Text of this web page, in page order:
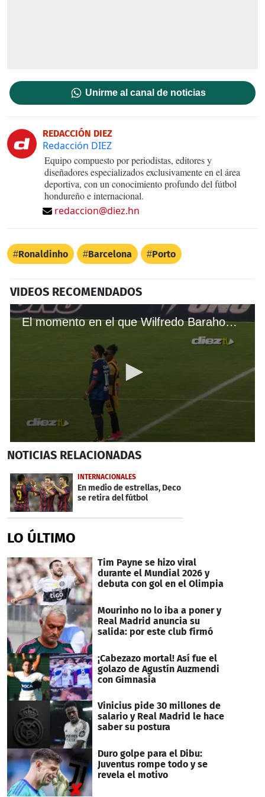
Unirme al canal de noticias
REDACCIÓN DIEZ
Redacción DIEZ
Equipo compuesto por periodistas, editores y
diseñadores especializados exclusivamente en el área
deportiva, con un conocimiento profundo del fútbol
hondureño e internacional.
redaccion@diez.hn
Ronaldinho Barcelona Porto
VIDEOS RECOMENDADOS
El momento en el que Wilfredo Barahona le pidió un autógrafo a Ronaldinho
seconds
14
seconds
NOTICIAS RELACIONADAS
INTERNACIONALES
En medio de estrellas, Deco
se retira del fútbol
LO ÚLTIMO
Tim Payne se hizo viral
durante el Mundial 2026 y
debuta con gol en el Olimpia
Mourinho no lo iba a poner y
Real Madrid anuncia su
salida: por este club firmó
¡Cabezazo mortal! Así fue el
golazo de Agustín Auzmendi
con Gimnasia
Vinicius pide 30 millones de
salario y Real Madrid le hace
saber su postura
Duro golpe para el Dibu:
Juventus rompe todo y se
revela el motivo